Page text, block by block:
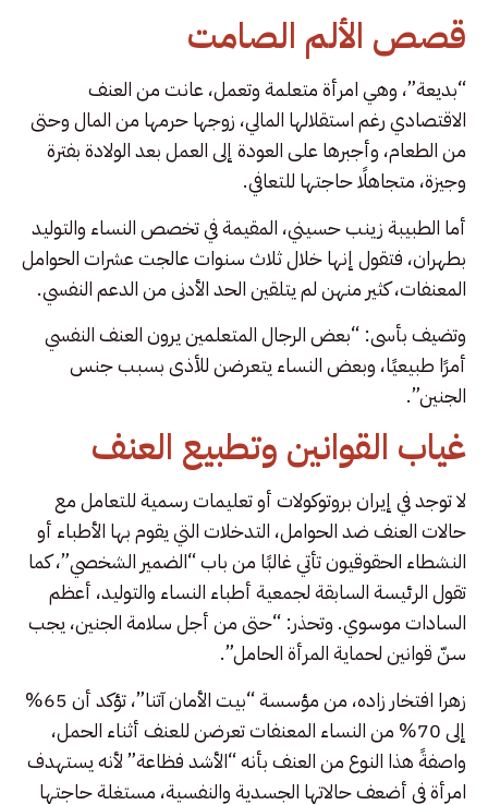
قصص الألم الصامت
“بديعة”، وهي امرأة متعلمة وتعمل، عانت من العنف
الاقتصادي رغم استقلالها المالي، زوجها حرمها من المال وحتى
من الطعام، وأجبرها على العودة إلى العمل بعد الولادة بفترة
وجيزة، متجاهلًا حاجتها للتعافي.
أما الطبيبة زينب حسيني، المقيمة في تخصص النساء والتوليد
بطهران، فتقول إنها خلال ثلاث سنوات عالجت عشرات الحوامل
المعنفات، كثير منهن لم يتلقين الحد الأدنى من الدعم النفسي.
وتضيف بأسى: “بعض الرجال المتعلمين يرون العنف النفسي
أمرًا طبيعيًا، وبعض النساء يتعرضن للأذى بسبب جنس
الجنين”.
غياب القوانين وتطبيع العنف
لا توجد في إيران بروتوكولات أو تعليمات رسمية للتعامل مع
حالات العنف ضد الحوامل، التدخلات التي يقوم بها الأطباء أو
النشطاء الحقوقيون تأتي غالبًا من باب “الضمير الشخصي”، كما
تقول الرئيسة السابقة لجمعية أطباء النساء والتوليد، أعظم
‌السادات موسوي. وتحذر: “حتى من أجل سلامة الجنين، يجب
سنّ قوانين لحماية المرأة الحامل”.
زهرا افتخار زاده، من مؤسسة “بيت الأمان آتنا”، تؤكد أن 65%
إلى 70% من النساء المعنفات تعرضن للعنف أثناء الحمل،
واصفةً هذا النوع من العنف بأنه “الأشد فظاعة” لأنه يستهدف
امرأة في أضعف حالاتها الجسدية والنفسية، مستغلة حاجتها